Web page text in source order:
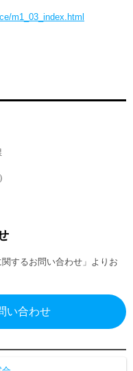
m1_03_index.html
するお問い合わせ」よりお
い合わせ